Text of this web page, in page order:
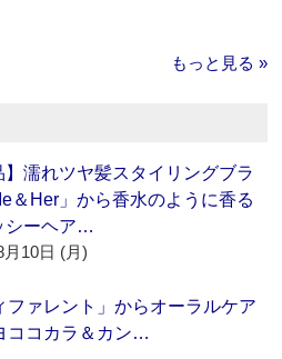
もっと見る »
】濡れツヤ髪スタイリングブラ
＆Her」から香水のように香る
シーヘア…
月10日 (月)
ファレント」からオーラルケア
コカラ＆カン…